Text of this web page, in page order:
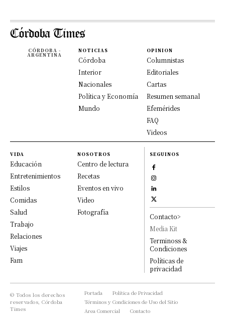
CÓRDOBA -
ARGENTINA
NOTICIAS
Córdoba
Interior
Nacionales
Política y Economía
Mundo
OPINION
Columnistas
Editoriales
Cartas
Resumen semanal
Efemérides
FAQ
Videos
VIDA
Educación
Entretenimientos
Estilos
Comidas
Salud
Trabajo
Relaciones
Viajes
Fam
NOSOTROS
Centro de lectura
Recetas
Eventos en vivo
Video
Fotografía
SEGUINOS
Contacto>
Media Kit
Terminoss &
Condiciones
Políticas de
privacidad
© Todos los derechos
reservados, Córdoba
Times
Portada
Política de Privacidad
Términos y Condiciones de Uso del Sitio
Area Comercial
Contacto